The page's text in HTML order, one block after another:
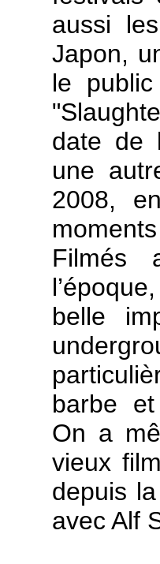
aussi
Japon,
le
date de
une
2008,
Filmés
belle
barbe
On a
vieux
depuis
avec Alf